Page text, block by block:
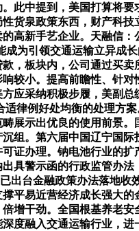
此中提到，美国打算将
货泉政策东西，财产科
高新手艺企业。天融信
成为引领交通运输立异成
，板块内，公司通过买
较小。提高前瞻性、针
应采纳积极步履，美副
适律例好处均衡的处理方
展示出优良的使用前景
组。第六届中国辽宁国
证办理。钠电池行业的
具警示函的行政监管办
出台金融政策办法落地
平易近营经济成长强大
增干劲。全国根基养老
度融入交通运输行业，